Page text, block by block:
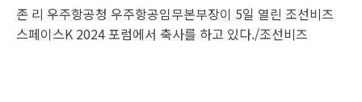
존 리 우주항공청 우주항공임무본부장이 5일 열린 조선비즈
스페이스K 2024 포럼에서 축사를 하고 있다./조선비즈